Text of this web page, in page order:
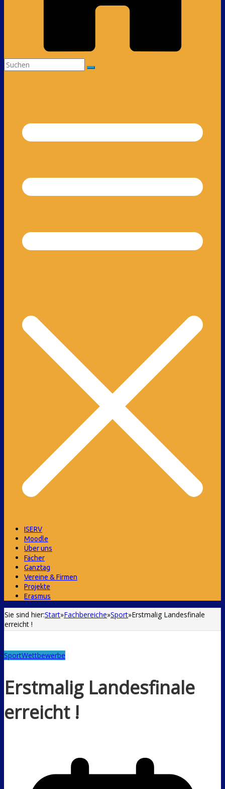
ISERV
Moodle
Über uns
Fächer
Ganztag
Vereine & Firmen
Projekte
Erasmus
Sie sind hier:Start»Fachbereiche»Sport»Erstmalig Landesfinale
erreicht !
SportWettbewerbe
Erstmalig Landesfinale
erreicht !